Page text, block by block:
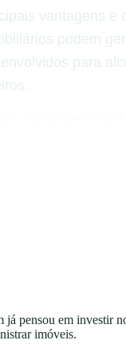
vantagens e
podem
para
já pensou em investir
imóveis.